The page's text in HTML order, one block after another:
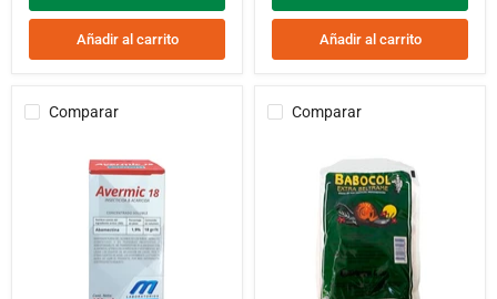
Añadir al carrito Añadir al carrito
Comparar Comparar